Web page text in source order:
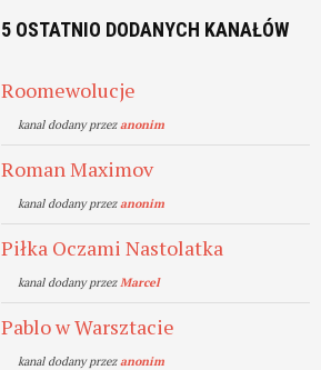
5 OSTATNIO DODANYCH KANAŁÓW
Roomewolucje
kanal dodany przezanonim
Roman Maximov
kanal dodany przezanonim
Piłka Oczami Nastolatka
kanal dodany przezMarcel
Pablo w Warsztacie
kanal dodany przezanonim